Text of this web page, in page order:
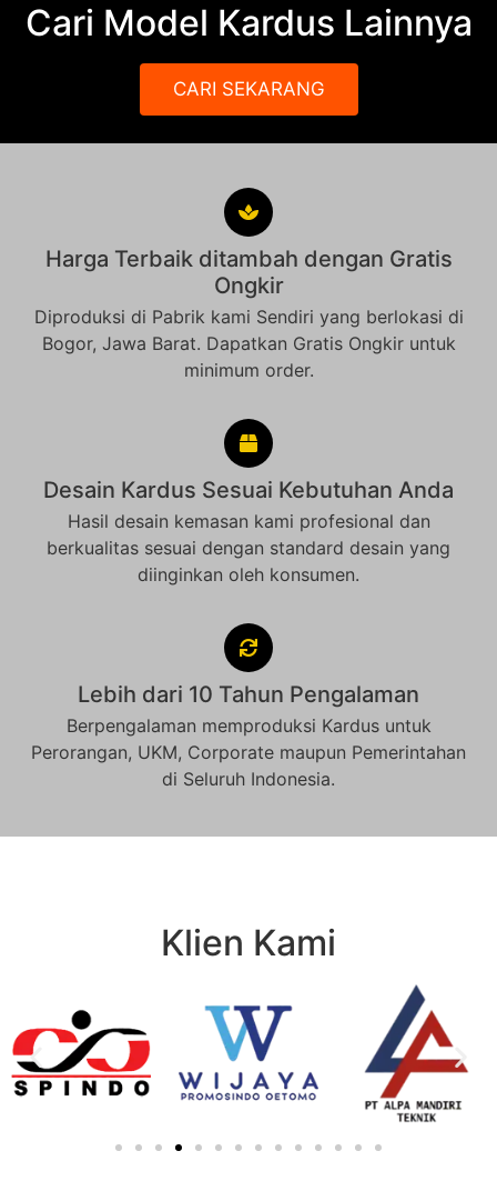
Cari Model Kardus Lainnya
CARI SEKARANG
Harga Terbaik ditambah dengan Gratis
Ongkir
Diproduksi di Pabrik kami Sendiri yang berlokasi di
Bogor, Jawa Barat. Dapatkan Gratis Ongkir untuk
minimum order.
Desain Kardus Sesuai Kebutuhan Anda
Hasil desain kemasan kami profesional dan
berkualitas sesuai dengan standard desain yang
diinginkan oleh konsumen.
Lebih dari 10 Tahun Pengalaman
Berpengalaman memproduksi Kardus untuk
Perorangan, UKM, Corporate maupun Pemerintahan
di Seluruh Indonesia.
Klien Kami